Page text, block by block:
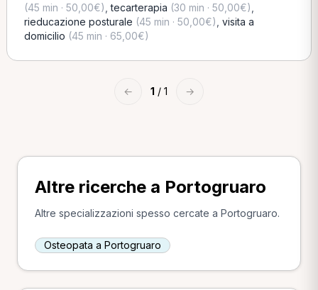
(45 min · 50,00€) ,tecarterapia (30 min · 50,00€)
rieducazione posturale (45 min · 50,00€) visita a
domicilio (45 min · 65,00€)
← 1 / 1 →
Altre ricerche a Portogruaro
Altre specializzazioni spesso cercate a Portogruaro.
Osteopata a Portogruaro